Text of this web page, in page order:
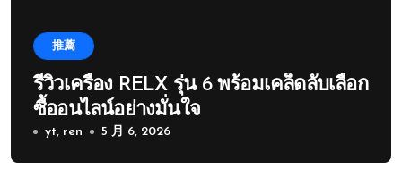
推薦
รีวิวเครื่อง RELX รุ่น 6 พร้อมเคล็ดลับเลือก
ซื้ออนไลน์อย่างมั่นใจ
yt, ren 5 月 6, 2026